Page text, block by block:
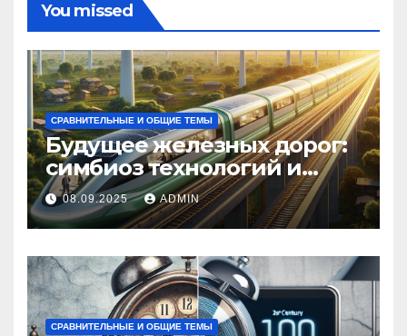
You missed
СРАВНИТЕЛЬНЫЕ И ОБЩИЕ ТЕМЫ
Будущее железных дорог:
симбиоз технологий и
экологии
08.09.2025 ADMIN
СРАВНИТЕЛЬНЫЕ И ОБЩИЕ ТЕМЫ